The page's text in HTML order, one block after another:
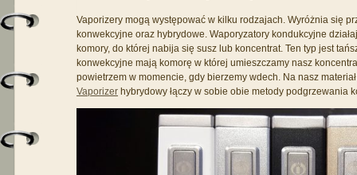
Vaporizery mogą występować w kilku rodzajach. Wyróżnia się
konwekcyjne oraz hybrydowe. Waporyzatory kondukcyjne
komory, do której nabija się susz lub koncentrat. Ten typ jest
konwekcyjne mają komorę w której umieszczamy nasz
powietrzem w momencie, gdy bierzemy wdech. Na nasz
Vaporizer hybrydowy łączy w sobie obie metody podgrzewania